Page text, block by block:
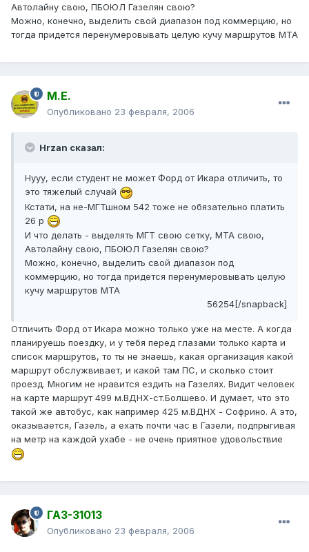
Автолайну свою, ПБОЮЛ Газелян свою?
Можно, конечно, выделить свой диапазон под коммерцию, но
тогда придется перенумеровывать целую кучу маршрутов МТА
М.Е.
Опубликовано 23 февраля, 2006
Hrzan сказал:
Нууу, если студент не может Форд от Икара отличить, то
это тяжелый случай
Кстати, на не-МГТшном 542 тоже не обязательно платить
26 р
И что делать - выделять МГТ свою сетку, МТА свою,
Автолайну свою, ПБОЮЛ Газелян свою?
Можно, конечно, выделить свой диапазон под
коммерцию, но тогда придется перенумеровывать целую
кучу маршрутов МТА
56254[/snapback]
Отличить Форд от Икара можно только уже на месте. А когда
планируешь поездку, и у тебя перед глазами только карта и
список маршрутов, то ты не знаешь, какая организация какой
маршрут обслужвивает, и какой там ПС, и сколько стоит
проезд. Многим не нравится ездить на Газелях. Видит человек
на карте маршрут 499 м.ВДНХ-ст.Болшево. И думает, что это
такой же автобус, как например 425 м.ВДНХ - Софрино. А это,
оказывается, Газель, а ехать почти час в Газели, подпрыгивая
на метр на каждой ухабе - не очень приятное удовольствие
ГАЗ-31013
Опубликовано 23 февраля, 2006